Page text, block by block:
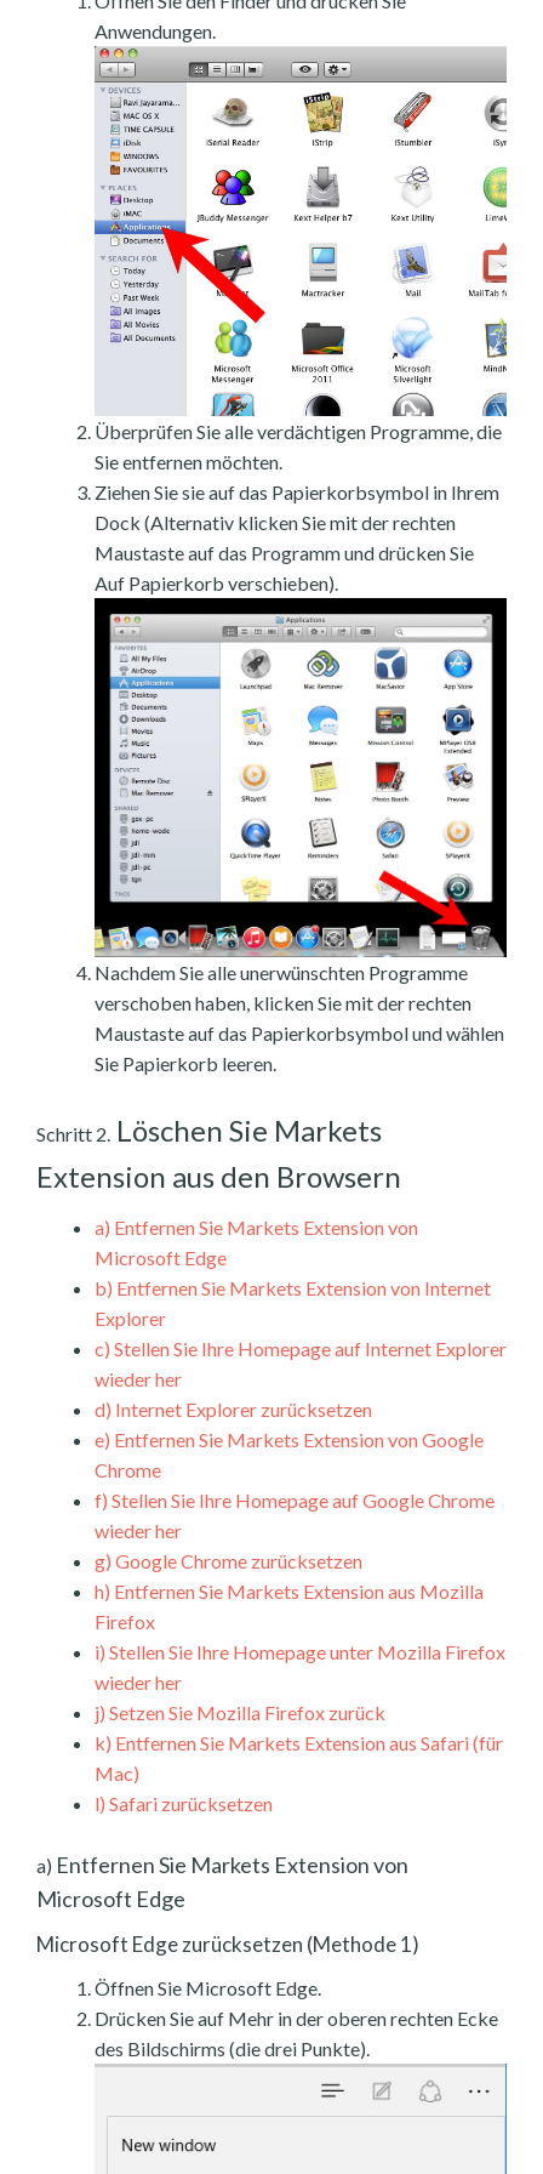
Anwendungen.
Überprüfen Sie alle verdächtigen Programme, die
Sie entfernen möchten.
Ziehen Sie sie auf das Papierkorbsymbol in Ihrem
Dock (Alternativ klicken Sie mit der rechten
Maustaste auf das Programm und drücken Sie
Auf Papierkorb verschieben).
Nachdem Sie alle unerwünschten Programme
verschoben haben, klicken Sie mit der rechten
Maustaste auf das Papierkorbsymbol und wählen
Sie Papierkorb leeren.
Schritt 2. Löschen Sie Markets
Extension aus den Browsern
a) Entfernen Sie Markets Extension von
Microsoft Edge
b) Entfernen Sie Markets Extension von Internet
Explorer
c) Stellen Sie Ihre Homepage auf Internet Explorer
wieder her
d) Internet Explorer zurücksetzen
e) Entfernen Sie Markets Extension von Google
Chrome
f) Stellen Sie Ihre Homepage auf Google Chrome
wieder her
g) Google Chrome zurücksetzen
h) Entfernen Sie Markets Extension aus Mozilla
Firefox
i) Stellen Sie Ihre Homepage unter Mozilla Firefox
wieder her
j) Setzen Sie Mozilla Firefox zurück
k) Entfernen Sie Markets Extension aus Safari (für
Mac)
l) Safari zurücksetzen
a) Entfernen Sie Markets Extension von
Microsoft Edge
Microsoft Edge zurücksetzen (Methode 1)
Öffnen Sie Microsoft Edge.
Drücken Sie auf Mehr in der oberen rechten Ecke
des Bildschirms (die drei Punkte).